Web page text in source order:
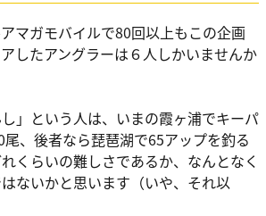
マガモバイルで80回以上もこの企画
したアングラーは６人しかいませんか
し」という人は、いまの霞ヶ浦でキーパ
、後者なら琵琶湖で65アップを釣る
くらいの難しさであるか、なんとなく
ないかと思います（いや、それ以